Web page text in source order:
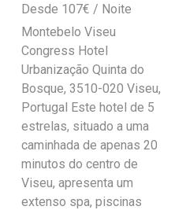
107€
Montebelo Viseu
Congress Hotel
Urbanização Quinta do
Bosque, 3510-020 Viseu,
Portugal Este hotel de 5
estrelas, situado a uma
caminhada de apenas 20
minutos do centro de
Viseu, apresenta um
extenso spa, piscinas